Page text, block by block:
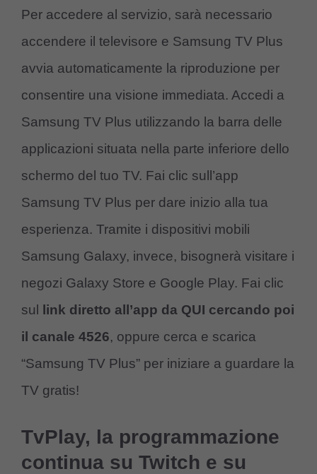
Per accedere al servizio, sarà necessario
accendere il televisore e Samsung TV Plus
avvia automaticamente la riproduzione per
consentire una visione immediata. Accedi a
Samsung TV Plus utilizzando la barra delle
applicazioni situata nella parte inferiore dello
schermo del tuo TV. Fai clic sull’app
Samsung TV Plus per dare inizio alla tua
esperienza. Tramite i dispositivi mobili
Samsung Galaxy, invece, bisognerà visitare i
negozi Galaxy Store e Google Play. Fai clic
sul
link diretto all’app da QUI cercando poi
il canale 4526, oppure cerca e scarica
“Samsung TV Plus” per iniziare a guardare la
TV gratis!
TvPlay, la programmazione
continua su Twitch e su